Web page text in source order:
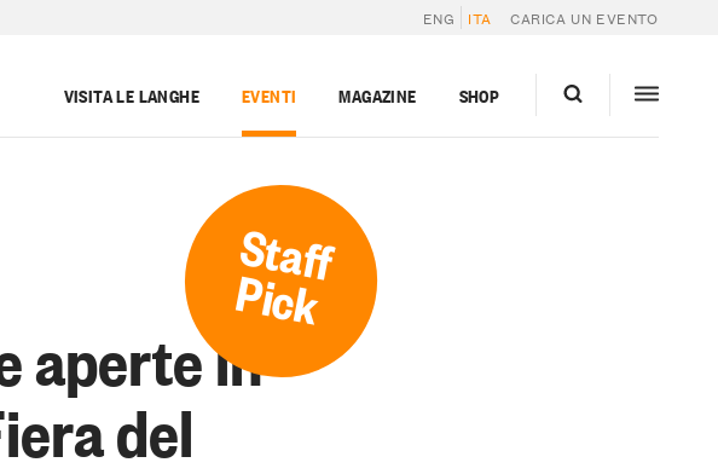
ENG ITA CARICA UN EVENTO
VISITA LE LANGHE EVENTI MAGAZINE SHOP
Staff
Pick
aperte in
del